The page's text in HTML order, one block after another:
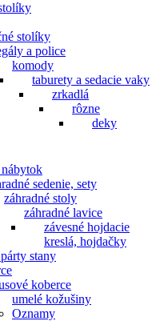
stolíky
a police
komody
taburety a sedacie vaky
zrkadlá
rôzne
deky
sedenie, sety
záhradné stoly
záhradné lavice
závesné hojdacie
kreslá, hojdačky
stany
koberce
umelé kožušiny
Oznamy